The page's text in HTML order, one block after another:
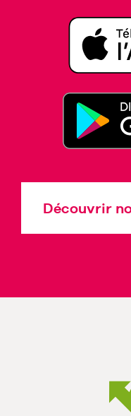
Découvrir